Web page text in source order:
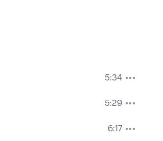
5:34
5:29
6:17